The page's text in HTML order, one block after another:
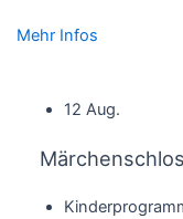
Mehr Infos
12 Aug.